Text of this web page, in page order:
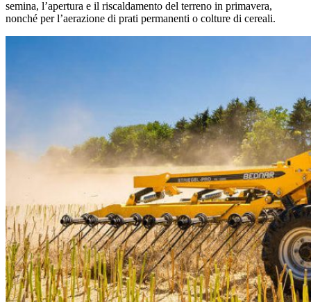
semina, l’apertura e il riscaldamento del terreno in primavera,
nonché per l’aerazione di prati permanenti o colture di cereali.